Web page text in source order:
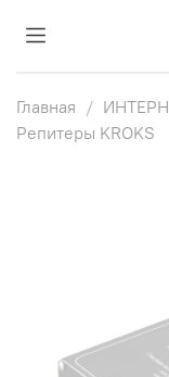
Главная
Репитеры KROKS